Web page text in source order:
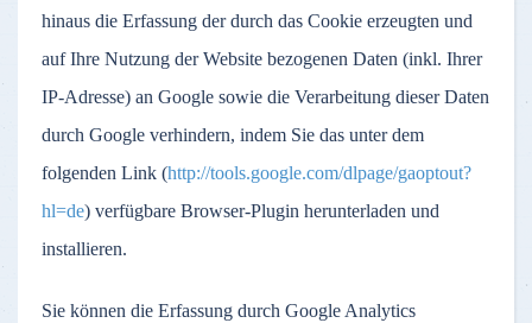
hinaus die Erfassung der durch das Cookie erzeugten und
auf Ihre Nutzung der Website bezogenen Daten (inkl. Ihrer
IP-Adresse) an Google sowie die Verarbeitung dieser Daten
durch Google verhindern, indem Sie das unter dem
folgenden Link (http://tools.google.com/dlpage/gaoptout?
hl=de) verfügbare Browser-Plugin herunterladen und
installieren.
Sie können die Erfassung durch Google Analytics